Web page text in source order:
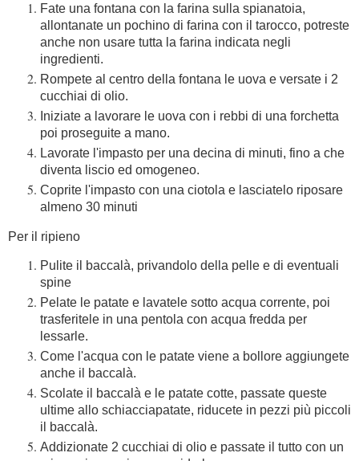
Fate una fontana con la farina sulla spianatoia,
allontanate un pochino di farina con il tarocco, potreste
anche non usare tutta la farina indicata negli
ingredienti.
Rompete al centro della fontana le uova e versate i 2
cucchiai di olio.
Iniziate a lavorare le uova con i rebbi di una forchetta
poi proseguite a mano.
Lavorate l'impasto per una decina di minuti, fino a che
diventa liscio ed omogeneo.
Coprite l'impasto con una ciotola e lasciatelo riposare
almeno 30 minuti
Per il ripieno
Pulite il baccalà, privandolo della pelle e di eventuali
spine
Pelate le patate e lavatele sotto acqua corrente, poi
trasferitele in una pentola con acqua fredda per
lessarle.
Come l'acqua con le patate viene a bollore aggiungete
anche il baccalà.
Scolate il baccalà e le patate cotte, passate queste
ultime allo schiacciapatate, riducete in pezzi più piccoli
il baccalà.
Addizionate 2 cucchiai di olio e passate il tutto con un